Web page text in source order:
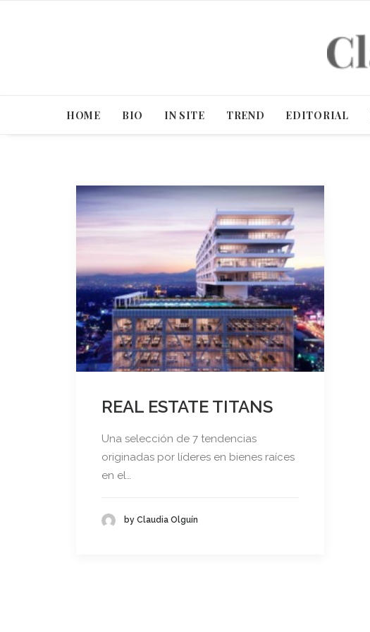
HOME BIO IN SITE TREND EDITORIAL
REAL ESTATE TITANS
Una selección de 7 tendencias
originadas por líderes en bienes raíces
en el…
by Claudia Olguín